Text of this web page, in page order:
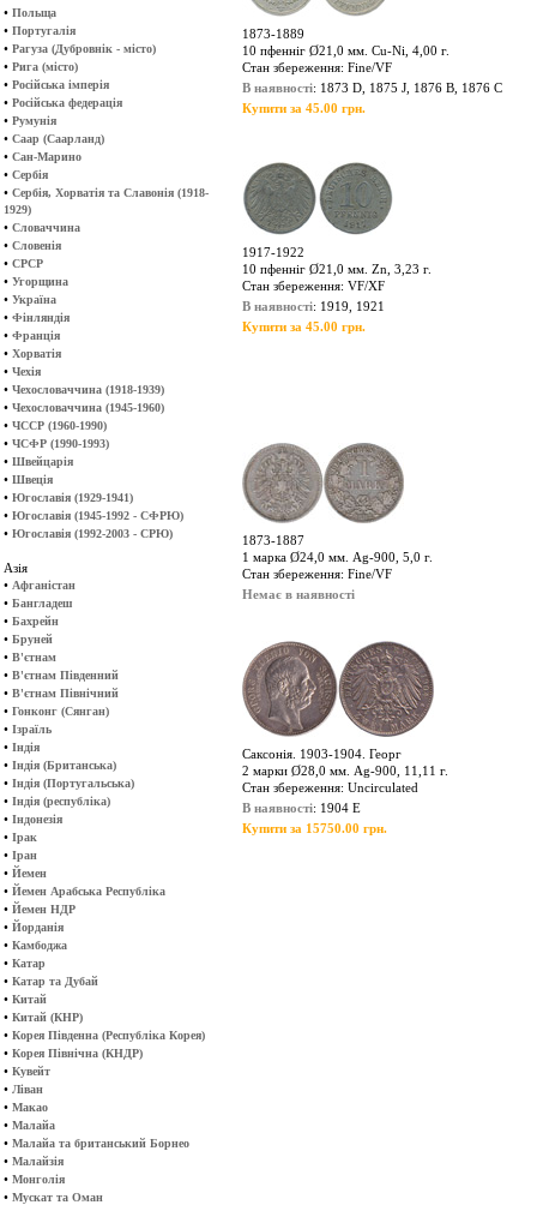
• Польща
• Португалія
• Рагуза (Дубровнік - місто)
• Рига (місто)
• Російська імперія
• Російська федерація
• Румунія
• Саар (Саарланд)
• Сан-Марино
• Сербія
• Сербія, Хорватія та Славонія (1918-
1929)
• Словаччина
• Словенія
• СРСР
• Угорщина
• Україна
• Фінляндія
• Франція
• Хорватія
• Чехія
• Чехословаччина (1918-1939)
• Чехословаччина (1945-1960)
• ЧССР (1960-1990)
• ЧСФР (1990-1993)
• Швейцарія
• Швеція
• Югославія (1929-1941)
• Югославія (1945-1992 - СФРЮ)
• Югославія (1992-2003 - СРЮ)
Азія
• Афганістан
• Бангладеш
• Бахрейн
• Бруней
• В'єтнам
• В'єтнам Південний
• В'єтнам Північний
• Гонконг (Сянган)
• Ізраїль
• Індія
• Індія (Британська)
• Індія (Португальська)
• Індія (республіка)
• Індонезія
• Ірак
• Іран
• Йемен
• Йемен Арабська Республіка
• Йемен НДР
• Йорданія
• Камбоджа
• Катар
• Катар та Дубай
• Китай
• Китай (КНР)
• Корея Південна (Республіка Корея)
• Корея Північна (КНДР)
• Кувейт
• Ліван
• Макао
• Малайа
• Малайа та британський Борнео
• Малайзія
• Монголія
• Мускат та Оман
1873-1889
10 пфенніг Ø21,0 мм. Cu-Ni, 4,00 г.
Стан збереження: Fine/VF
В наявності: 1873 D, 1875 J, 1876 B, 1876 C
Купити за 45.00 грн.
1917-1922
10 пфенніг Ø21,0 мм. Zn, 3,23 г.
Стан збереження: VF/XF
В наявності: 1919, 1921
Купити за 45.00 грн.
1873-1887
1 марка Ø24,0 мм. Ag-900, 5,0 г.
Стан збереження: Fine/VF
Немає в наявності
Саксонія. 1903-1904. Георг
2 марки Ø28,0 мм. Ag-900, 11,11 г.
Стан збереження: Uncirculated
В наявності: 1904 E
Купити за 15750.00 грн.